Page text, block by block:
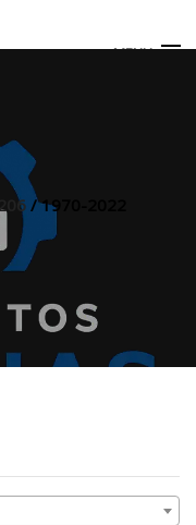
MENU
206/ 1970-2022